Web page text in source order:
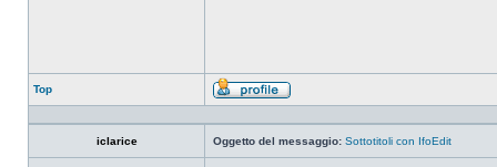
Top
Profilo
iclarice Oggetto del messaggio: Sottotitoli con IfoEdit